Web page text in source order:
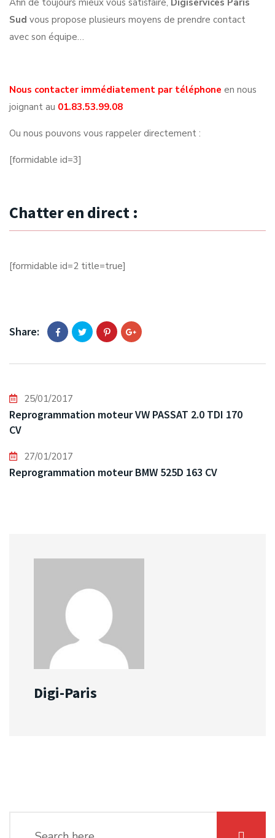
Afin de toujours mieux vous satisfaire, Digiservices Paris
Sud vous propose plusieurs moyens de prendre contact
avec son équipe…
Nous contacter immédiatement par téléphone en nous
joignant au 01.83.53.99.08
Ou nous pouvons vous rappeler directement :
[formidable id=3]
Chatter en direct :
[formidable id=2 title=true]
Share:
25/01/2017
Reprogrammation moteur VW PASSAT 2.0 TDI 170
CV
27/01/2017
Reprogrammation moteur BMW 525D 163 CV
Digi-Paris